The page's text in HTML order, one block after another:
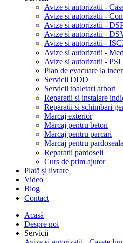
Avize si autorizatii -
Avize si autorizatii -
Avize si autorizatii -
Avize si autorizatii -
Avize si autorizatii -
Avize si autorizatii -
Avize si autorizatii - PSI
Plan de evacuare la
Servicii DDD
Servicii toaletari arbori
Reparatii si instalare
Reparatii si schimbari
Marcaj exterior
Marcaj pentru beton
Marcaj pentru parcari
Marcaj pentru pardoseala
Reparatii pardoseli
Curs de prim ajutor
Plată și livrare
Video
Blog
Contact
Acasă
Despre noi
Servicii